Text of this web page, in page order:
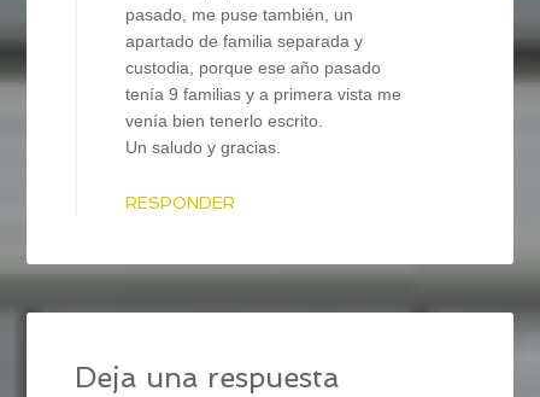
pasado, me puse también, un
apartado de familia separada y
custodia, porque ese año pasado
tenía 9 familias y a primera vista me
venía bien tenerlo escrito.
Un saludo y gracias.
RESPONDER
Deja una respuesta